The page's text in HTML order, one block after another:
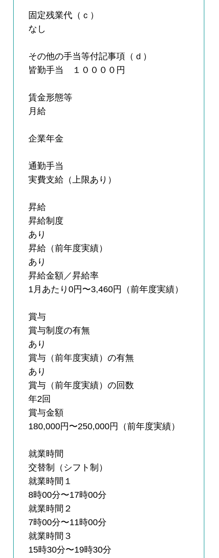
固定残業代（ｃ）
なし
その他の手当等付記事項（ｄ）
皆勤手当 １００００円
賃金形態等
月給
企業年金
通勤手当
実費支給（上限あり）
昇給
昇給制度
あり
昇給（前年度実績）
あり
昇給金額／昇給率
1月あたり0円〜3,460円（前年度実績）
賞与
賞与制度の有無
あり
賞与（前年度実績）の有無
あり
賞与（前年度実績）の回数
年2回
賞与金額
180,000円〜250,000円（前年度実績）
就業時間
交替制（シフト制）
就業時間１
8時00分〜17時00分
就業時間２
7時00分〜11時00分
就業時間３
15時30分〜19時30分